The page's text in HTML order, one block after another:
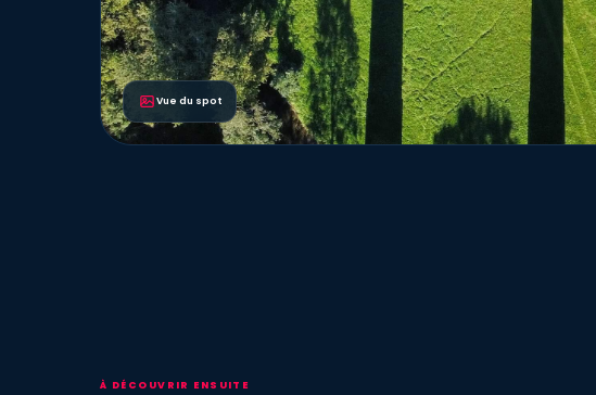
Vue du spot
À DÉCOUVRIR ENSUITE